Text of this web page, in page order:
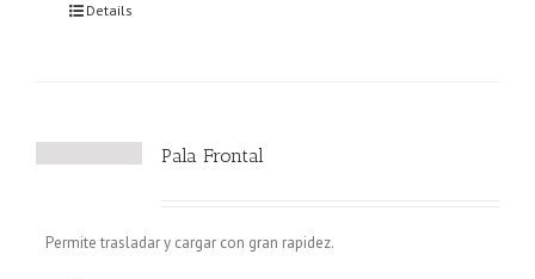
Details
Pala Frontal
Permite trasladar y cargar con gran rapidez.